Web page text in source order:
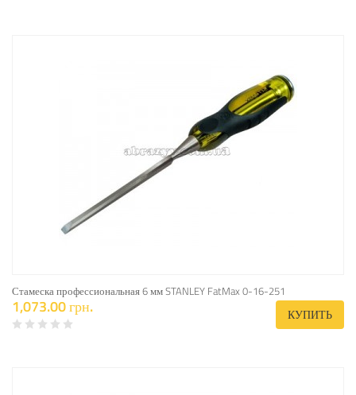
Стамеска профессиональная 6 мм STANLEY FatMax 0-16-251
1,073.00 грн. КУПИТЬ